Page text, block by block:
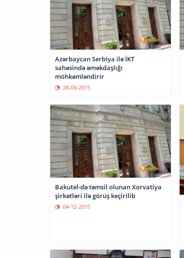
Azərbaycan Serbiya ilə İKT
sahəsində əməkdaşlığı
möhkəmləndirir
28-09-2015
Bakutel-də təmsil olunan Xorvatiya
şirkətləri ilə görüş keçirilib
04-12-2015